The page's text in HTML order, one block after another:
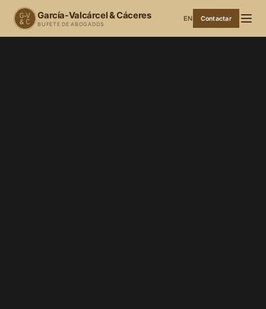
García-Valcárcel & Cáceres
BUFETE DE ABOGADOS
EN Contactar